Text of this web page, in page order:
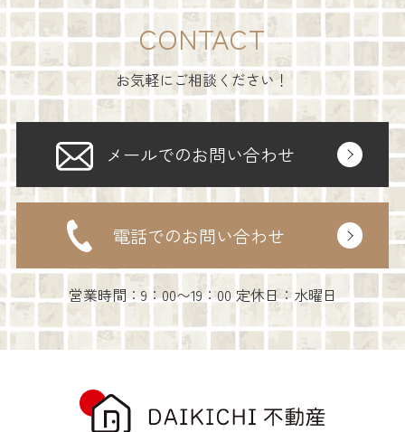
CONTACT
お気軽にご相談ください！
メールでのお問い合わせ
電話でのお問い合わせ
営業時間：9：00〜19：00 定休日：水曜日